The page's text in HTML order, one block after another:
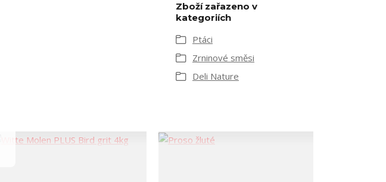
Zboží zařazeno v
kategoriích
Ptáci
Zrninové směsi
Deli Nature